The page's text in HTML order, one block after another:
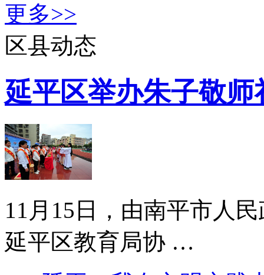
更多>>
区县动态
延平区举办朱子敬师
11月15日，由南平市人
延平区教育局协 …